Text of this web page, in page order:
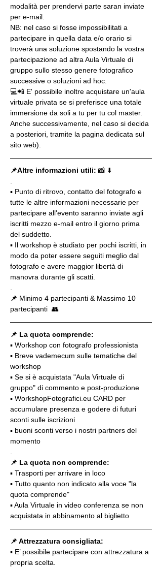
modalità per prendervi parte saran inviate
per e-mail.
NB: nel caso si fosse impossibilitati a
partecipare in quella data e/o orario si
troverà una soluzione spostando la vostra
partecipazione ad altra Aula Virtuale di
gruppo sullo stesso genere fotografico
successive o soluzioni ad hoc.
💻📲 E' possibile inoltre acquistare un'aula
virtuale privata se si preferisce una totale
immersione da soli a tu per tu col master.
Anche successivamente, nel caso si decida
a posteriori, tramite la pagina dedicata sul
sito web).
📌Altre informazioni utili: 📸 ⬇️
▪️ Punto di ritrovo, contatto del fotografo e
tutte le altre informazioni necessarie per
partecipare all'evento saranno inviate agli
iscritti mezzo e-mail entro il giorno prima
del suddetto.
▪️ Il workshop è studiato per pochi iscritti, in
modo da poter essere seguiti meglio dal
fotografo e avere maggior libertà di
manovra durante gli scatti.
📌 Minimo 4 partecipanti & Massimo 10
partecipanti  👥
📌 La quota comprende:
▪️ Workshop con fotografo professionista
▪️ Breve vademecum sulle tematiche del
workshop
▪️ Se si è acquistata "Aula Virtuale di
gruppo" di commento e post-produzione
▪️ WorkshopFotografici.eu CARD per
accumulare presenza e godere di futuri
sconti sulle iscrizioni
▪️ buoni sconti verso i nostri partners del
momento
📌 La quota non comprende:
▪️ Trasporti per arrivare in loco
▪️ Tutto quanto non indicato alla voce "la
quota comprende"
▪️ Aula Virtuale in video conferenza se non
acquistata in abbinamento al biglietto
📌 Attrezzatura consigliata:
▪️ E’ possibile partecipare con attrezzatura a
propria scelta.